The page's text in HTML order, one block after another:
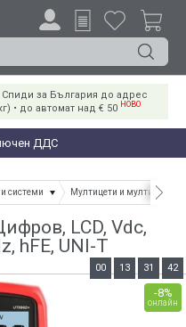
за България до адрес
• до автомат над € 50 НОВО
ДДС
системи Мултицети и мултимери
LCD, Vdc,
hFE, UNI-T
-8%
онлайн
00 13 31 41